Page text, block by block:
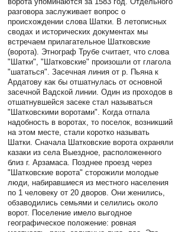
разговора заслуживает вопрос о
происхождении слова Шатки. В летописных
сводах и исторических документах мы
встречаем прилагательное Шатковские
(ворота). Этнограф Трубе считает, что слова
"Шатки", "Шатковские" произошли от глагола
"шататься". Засечная линия от р. Пьяна к
Ардатову как бы отшатнулась от основной
засечной Вадской линии. Один из проходов в
отшатнувшейся засеке стал называться
"Шатковскими воротами". Когда отпала
надобность в воротах, то поселок, возникший
на этом месте, стали коротко называть
Шатки. Сначала Шатковские ворота охраняли
казаки из села Выездное, расположенного
близ г. Арзамаса. Позднее проезд через
"Шатковские ворота" сторожили молодые
люди, набиравшиеся из местного населения
по 1 человеку от 20 дворов. Они женились,
обзаводились семьями и селились около
ворот. Поселение имело выгодное
географическое положение: ровная